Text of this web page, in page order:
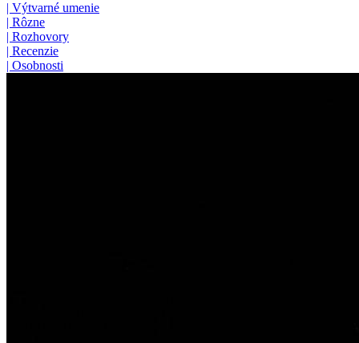
| Výtvarné umenie
| Rôzne
| Rozhovory
| Recenzie
| Osobnosti